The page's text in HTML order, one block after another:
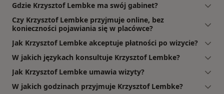
Gdzie Krzysztof Lembke ma swój gabinet?
Czy Krzysztof Lembke przyjmuje online, bez
konieczności pojawiania się w placówce?
Jak Krzysztof Lembke akceptuje płatności po wizycie?
W jakich językach konsultuje Krzysztof Lembke?
Jak Krzysztof Lembke umawia wizyty?
W jakich godzinach przyjmuje Krzysztof Lembke?